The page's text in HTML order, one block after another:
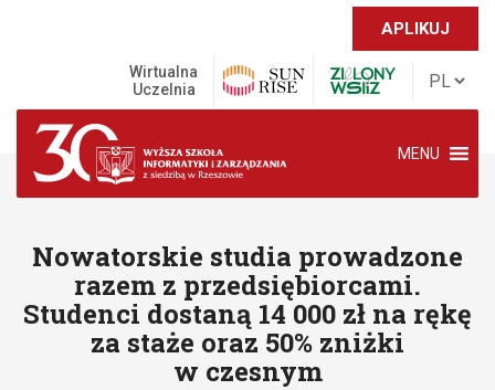
APLIKUJ
Wirtualna
Uczelnia
MENU
Nowatorskie studia prowadzone
razem z przedsiębiorcami.
Studenci dostaną 14 000 zł na rękę
za staże oraz 50% zniżki
w czesnym